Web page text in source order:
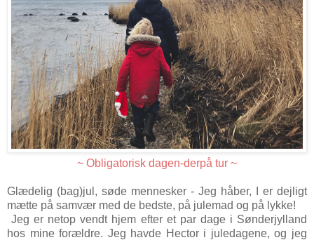
~ Obligatorisk dagen-derpå tur ~
Glædelig (bag)jul, søde mennesker - Jeg håber, I er dejligt
mætte på samvær med de bedste, på julemad og på lykke!
Jeg er netop vendt hjem efter et par dage i Sønderjylland
hos mine forældre. Jeg havde Hector i juledagene, og jeg